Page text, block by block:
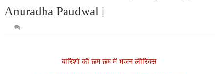
Anuradha Paudwal |
बारिशो की छम छम में भजन लीरिक्स